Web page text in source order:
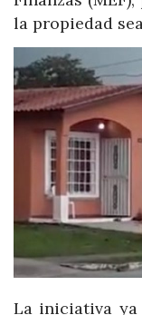
la propiedad
La iniciativa